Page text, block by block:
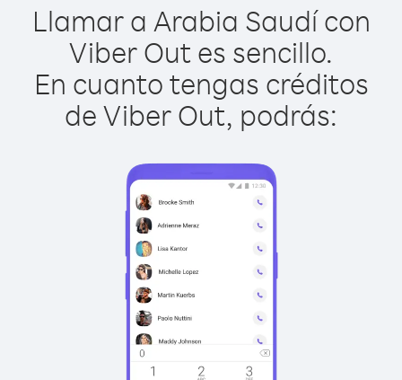
Llamar a Arabia Saudí con
Viber Out es sencillo.
En cuanto tengas créditos
de Viber Out, podrás: